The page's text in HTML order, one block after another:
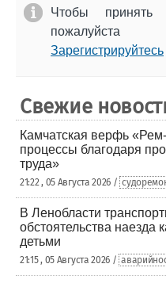
Чтобы принять
пожалуйста
Зарегистрируйтесь
Свежие
Камчатская верфь
процессы благодаря
труда»
21:22 , 05 Августа 2026 /
В Ленобласти
обстоятельства наезда
детьми
21:15 , 05 Августа 2026 /